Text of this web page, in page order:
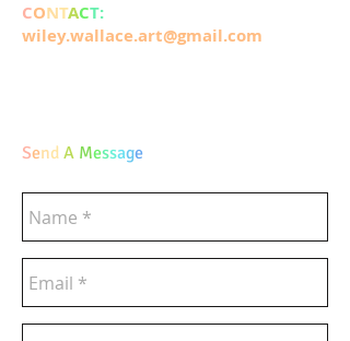
CONTACT:
wiley.wallace.art@gmail.com
Send A Message